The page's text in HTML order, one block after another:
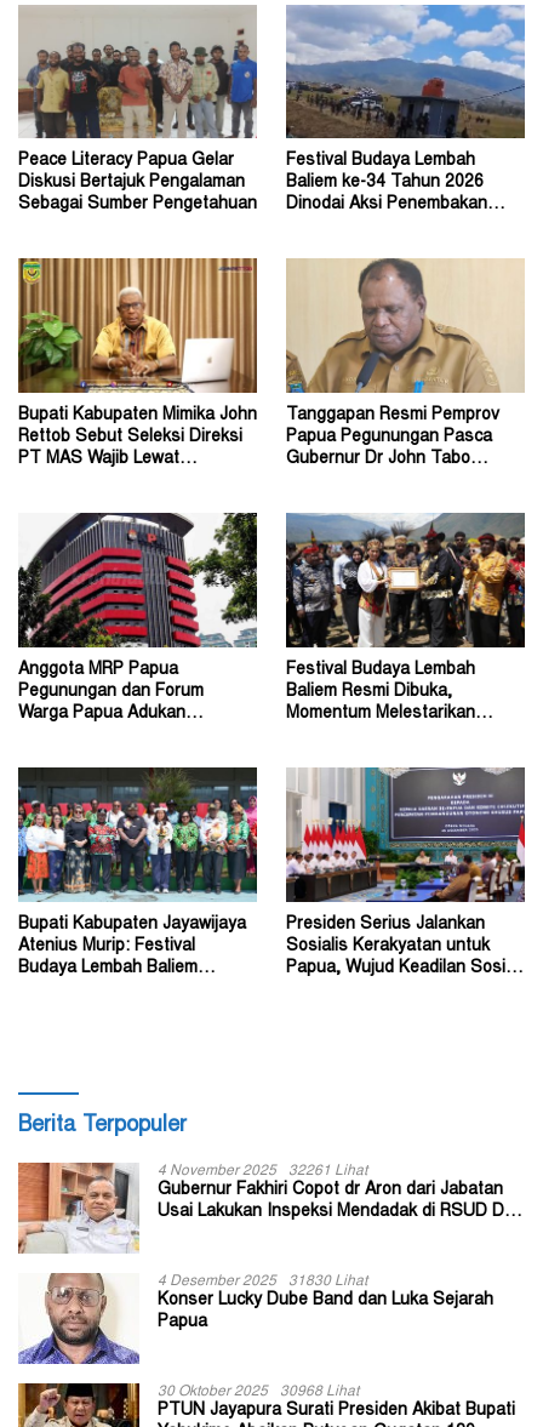
Peace Literacy Papua Gelar
Diskusi Bertajuk Pengalaman
Sebagai Sumber Pengetahuan
Festival Budaya Lembah
Baliem ke-34 Tahun 2026
Dinodai Aksi Penembakan
Bupati Kabupaten Mimika John
Rettob Sebut Seleksi Direksi
PT MAS Wajib Lewat
Tanggapan Resmi Pemprov
Papua Pegunungan Pasca
Gubernur Dr John Tabo
Anggota MRP Papua
Pegunungan dan Forum
Warga Papua Adukan
Festival Budaya Lembah
Baliem Resmi Dibuka,
Momentum Melestarikan
Bupati Kabupaten Jayawijaya
Atenius Murip: Festival
Budaya Lembah Baliem
Presiden Serius Jalankan
Sosialis Kerakyatan untuk
Papua, Wujud Keadilan Sosial
Berita Terpopuler
4 November 2025 32261 Lihat
Gubernur Fakhiri Copot dr Aron dari Jabatan
Usai Lakukan Inspeksi Mendadak di RSUD Dok
4 Desember 2025 31830 Lihat
Konser Lucky Dube Band dan Luka Sejarah
Papua
30 Oktober 2025 30968 Lihat
PTUN Jayapura Surati Presiden Akibat Bupati